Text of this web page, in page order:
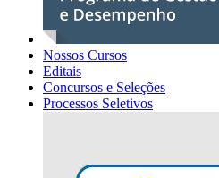
Nossos Cursos
Editais
Concursos e Seleções
Processos Seletivos